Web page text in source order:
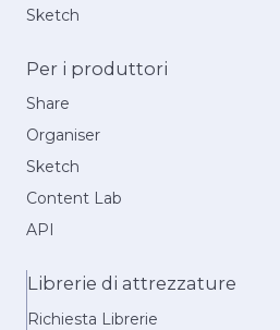
Sketch
Per i produttori
Share
Organiser
Sketch
Content Lab
API
Librerie di attrezzature
Richiesta Librerie